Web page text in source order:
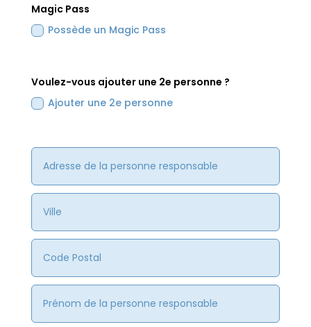
Magic Pass
Possède un Magic Pass
Voulez-vous ajouter une 2e personne ?
Ajouter une 2e personne